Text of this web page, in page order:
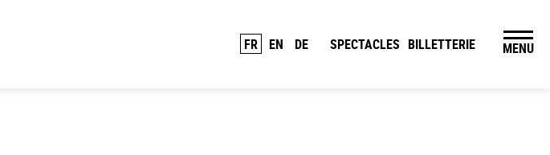
FR EN DE SPECTACLES BILLETTERIE MENU